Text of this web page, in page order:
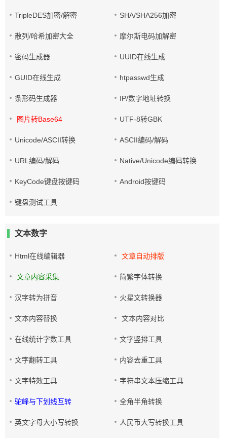
TripleDES加密/解密 SHA/SHA256加密
散列/哈希加密大全 摩尔斯电码加解密
密码生成器 UUID在线生成
GUID在线生成 htpasswd生成
条形码生成器 IP/数字地址转换
图片转Base64 UTF-8转GBK
Unicode/ASCII转换 ASCII编码/解码
URL编码/解码 Native/Unicode编码转换
KeyCode键盘按键码 Android按键码
键盘测试工具
文本数字
Html在线编辑器 文章自动排版
文章内容采集 简繁字体转换
汉字转为拼音 火星文转换器
文本内容替换 文本内容对比
在线统计字数工具 文字竖排工具
文字翻转工具 内容去重工具
文字特效工具 字符串文本压缩工具
驼峰与下划线互转 全角半角转换
英文字母大小写转换 人民币大写转换工具